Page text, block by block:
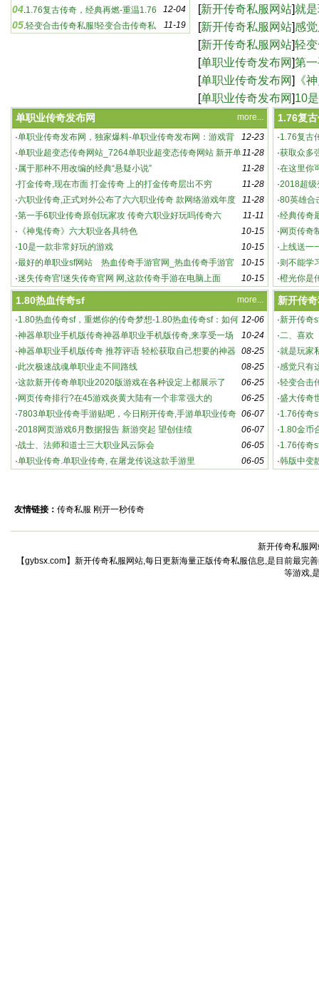
新开传奇sf网站，全新的游戏体验-新开传奇sf网
站，经典游戏的全新呈现
1.80热血传奇sf，重燃你的传奇梦想-1.80热血
传奇sf：如何实现快速升级
1
2
3
5
6
1.80热血传奇sf：如何实现快速升级
12-04
04.1.76复古传奇，经典再燃-重温1.76
复古传奇，细数游戏中的那些经典
11-19
05.轻变合击传奇私服!轻变合击传奇私
[新开传奇私服网站]就
[新开传奇私服网站]感
[新开传奇私服网站]轻
是款兄弟们从来没有接
[单职业传奇发布网]第
好玩吗传奇六
[单职业传奇发布网] 《
[单职业传奇发布网]10
more...
单职业传奇发布网
12-23
·单职业传奇发布网，独家爆料-单职业传奇发布网：游戏背
后的故事
11-28
·单职业超变态传奇网站_7264单职业超变态传奇网站 新开单
职业变
11-28
·属于那种不用改编的经典“悬疑小说”
11-28
·打金传奇,现在市面 打金传奇 上的打金传奇层出不穷
11-28
·六职业传奇,正式对外公布了六六职业传奇 款网络游戏年度
新作
11-11
·第一手6职业传奇原创玩家攻 传奇六职业好玩吗传奇六
10-15
· 《神鬼传奇》六大职业各具特色
10-15
·10是一款非常好玩的游戏
10-15
·最好的单职业sf网站 热血传奇手游官网_热血传奇手游官
网，
10-15
·迷失传奇官!迷失传奇官网 网,这款传奇手游在电脑上面
1.76复
·1.76复古
的那些经典
·获取众多
·在这里你
·2018超级
76
·80英雄合
·经典传奇
最变态_一
· 网页传奇
·上线送一
限元宝
·则不能学
·橙光你是
more...
1.80热血传奇sf
12-06
·1.80热血传奇sf，重燃你的传奇梦想-1.80热血传奇sf：如何
实现快速升级
10-24
·神器单职业手机版传奇神器单职业手机版传奇,来享受一场
精彩的霸
08-25
·神器单职业手机版传奇 推荐评语 轻松获取自己想要的神器
和
08-25
·此次极速战魂单职业走不同路线
06-25
·这款新开传奇单职业2020版游戏在各种设定上都展示了
06-25
· 网页传奇排行?在45游戏炎黄大陆有一个非常强大的
06-07
·7803单职业传奇手游贴吧，今日刚开传奇,手游单职业传奇
排行 新开轻
06-07
·2018网页游戏6月数据报告 新游突起 望创佳绩
06-05
·战士、法师和道士三大职业风云际会
06-05
·单职业传奇.单职业传奇, 在屠龙传说这款手游里
新开传
·新开传奇
戏的全新
·二、喜欢
·就是玩家
·感觉只有
·轻变合击
有接触
·盛大传奇
·1.76传奇
爆的热血
·1.80金币
·1.76传奇
·韩版中变
友情链接： 传奇私服 刚开一秒传奇
新开传奇私服
【gybsx.com】新开传奇私服网站,每日更新海量正版传奇私服信息,是目前最
等游戏,